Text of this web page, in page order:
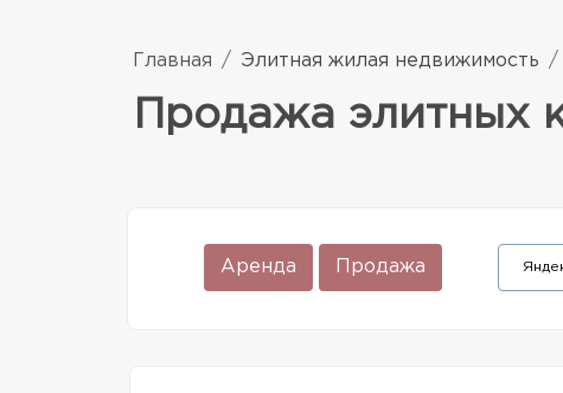
Главная Элитная жилая недвижимость
Продажа элитных
Аренда Продажа